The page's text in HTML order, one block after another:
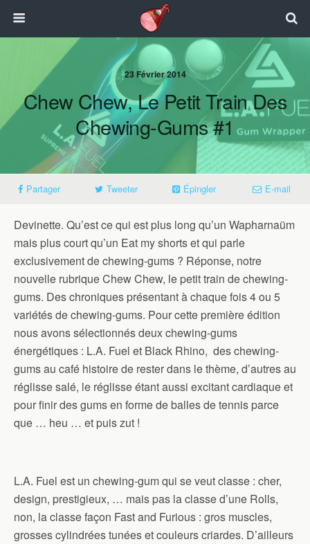
23 Février 2014
Chew Chew, Le Petit Train Des
Chewing-Gums #1
Partager Tweeter Épingler E-mail
Devinette. Qu’est ce qui est plus long qu’un Wapharnaüm
mais plus court qu’un Eat my shorts et qui parle
exclusivement de chewing-gums ? Réponse, notre
nouvelle rubrique Chew Chew, le petit train de chewing-
gums. Des chroniques présentant à chaque fois 4 ou 5
variétés de chewing-gums. Pour cette première édition
nous avons sélectionnés deux chewing-gums
énergétiques : L.A. Fuel et Black Rhino, des chewing-
gums au café histoire de rester dans le thème, d’autres au
réglisse salé, le réglisse étant aussi excitant cardiaque et
pour finir des gums en forme de balles de tennis parce
que … heu … et puis zut !
L.A. Fuel est un chewing-gum qui se veut classe : cher,
design, prestigieux, … mais pas la classe d’une Rolls,
non, la classe façon Fast and Furious : gros muscles,
grosses cylindrées tunées et couleurs criardes. D’ailleurs